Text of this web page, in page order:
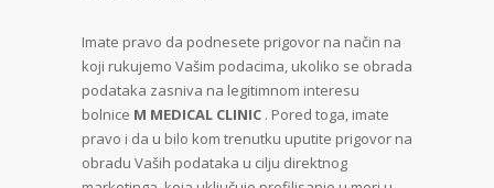
Imate pravo da podnesete prigovor na način na
koji rukujemo Vašim podacima, ukoliko se obrada
podataka zasniva na legitimnom interesu
bolnice M MEDICAL CLINIC . Pored toga, imate
pravo i da u bilo kom trenutku uputite prigovor na
obradu Vaših podataka u cilju direktnog